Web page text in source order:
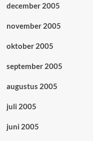
december 2005
november 2005
oktober 2005
september 2005
augustus 2005
juli 2005
juni 2005